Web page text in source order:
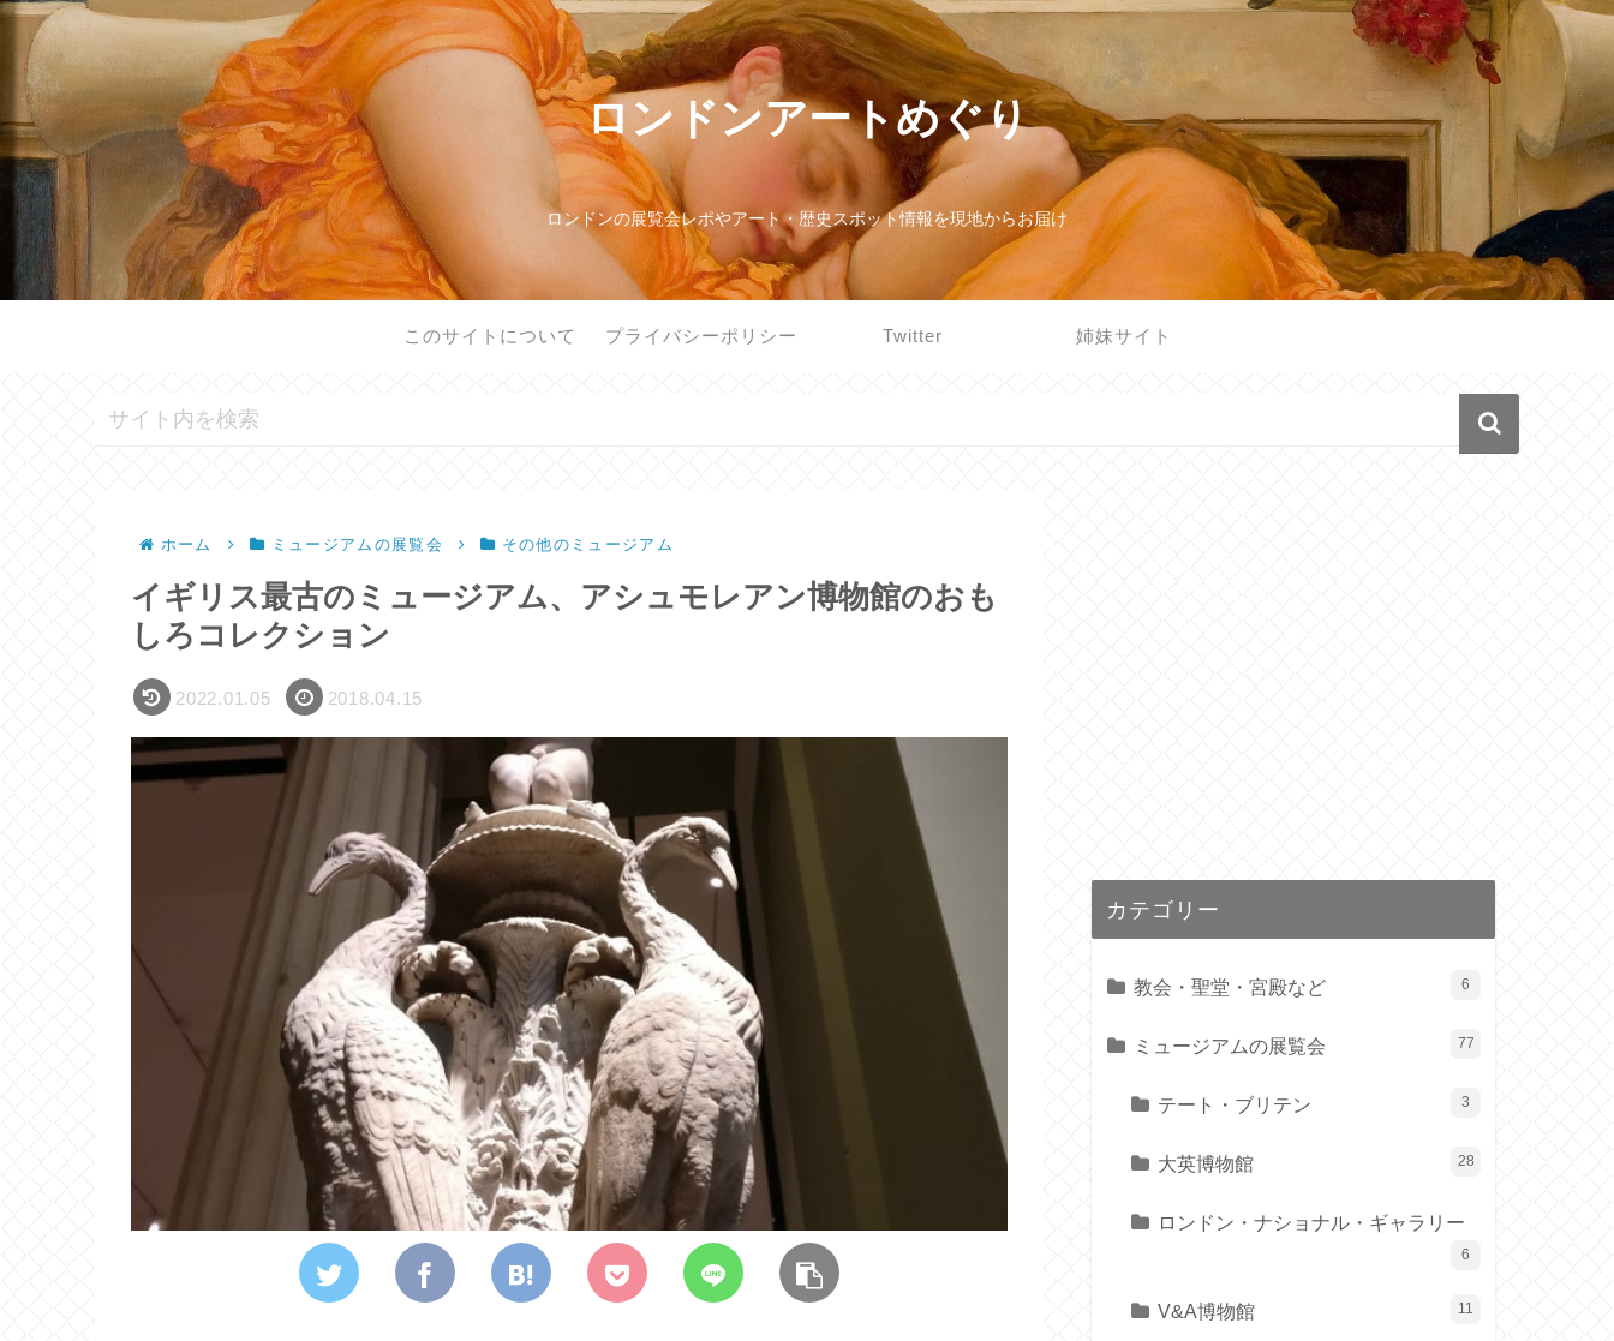
ロンドンアートめぐり
ロンドンの展覧会レポやアート・歴史スポット情報を現地からお届け
このサイトについて プライバシーポリシー Twitter 姉妹サイト
ホーム ミュージアムの展覧会 その他のミュージアム
イギリス最古のミュージアム、アシュモレアン博物館のおも
しろコレクション
2022.01.05 2018.04.15
カテゴリー
教会・聖堂・宮殿など 6
ミュージアムの展覧会 77
テート・ブリテン 3
大英博物館 28
ロンドン・ナショナル・ギャラリー
6
V&A博物館 11